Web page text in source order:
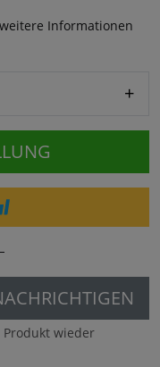
Informationen
+
Produkt wieder